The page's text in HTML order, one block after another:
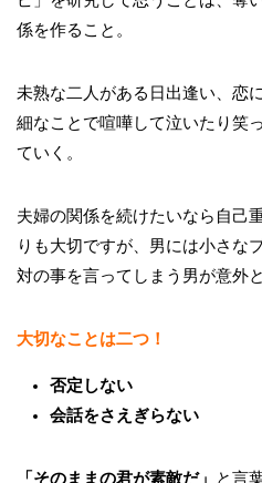
係を作ること。
未熟な二人がある日出逢い、恋
細なことで喧嘩して泣いたり笑
ていく。
夫婦の関係を続けたいなら自己
りも大切ですが、男には小さな
対の事を言ってしまう男が意外
大切なことは二つ！
否定しない
会話をさえぎらない
「そのままの君が素敵だ」 と言